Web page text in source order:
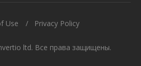
ltd. Все права защищены.
Use Privacy Policy